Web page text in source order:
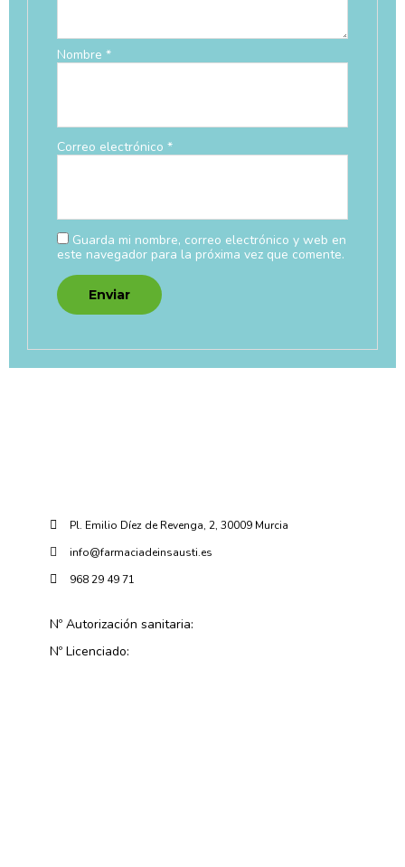
Nombre *
Correo electrónico *
Guarda mi nombre, correo electrónico y web en
este navegador para la próxima vez que comente.
Pl. Emilio Díez de Revenga, 2, 30009 Murcia
info@farmaciadeinsausti.es
968 29 49 71
Nº Autorización sanitaria:
Nº Licenciado: